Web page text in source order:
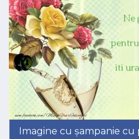
Imagine cu șampanie cu